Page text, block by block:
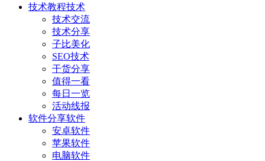
技术教程技术
技术交流
技术分享
子比美化
SEO技术
干货分享
值得一看
每日一览
活动线报
软件分享软件
安卓软件
苹果软件
电脑软件